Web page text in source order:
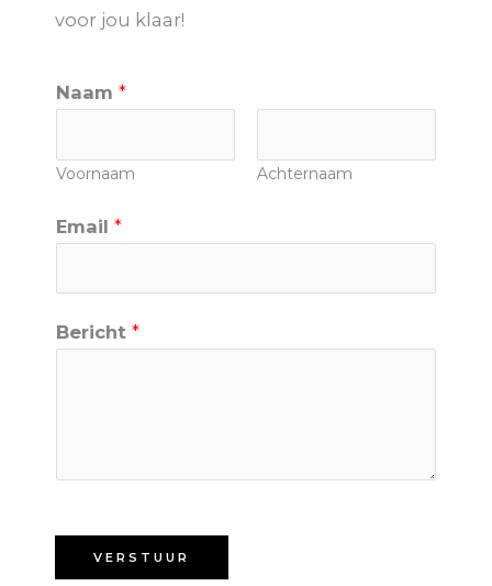
voor jou klaar!
Naam *
Voornaam Achternaam
Email *
Bericht *
VERSTUUR